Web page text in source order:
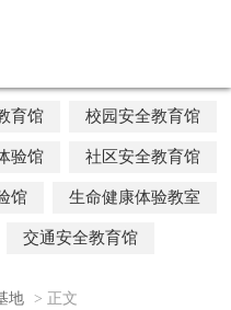
育馆 校园安全教育馆
验馆 社区安全教育馆
馆 生命健康体验教室
交通安全教育馆
地 > 正文